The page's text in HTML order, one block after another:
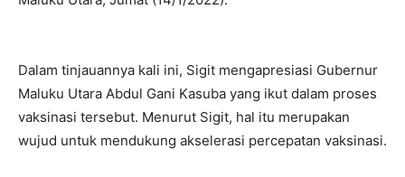
Dalam tinjauannya kali ini, Sigit mengapresiasi Gubernur
Maluku Utara Abdul Gani Kasuba yang ikut dalam proses
vaksinasi tersebut. Menurut Sigit, hal itu merupakan
wujud untuk mendukung akselerasi percepatan vaksinasi.